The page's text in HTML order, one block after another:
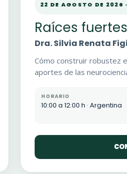
22 DE AGOSTO DE 2026
Raíces
Dra. Silvia Renata
Cómo construir robustez
aportes de las
HORARIO
10:00 a 12:00 h · Argentina